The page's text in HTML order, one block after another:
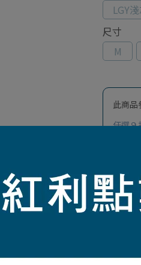
LGY
尺寸
M
此商
任選９